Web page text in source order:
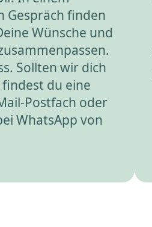
Gespräch finden
Wünsche und
Sollten wir dich
du eine
Postfach oder
WhatsApp von